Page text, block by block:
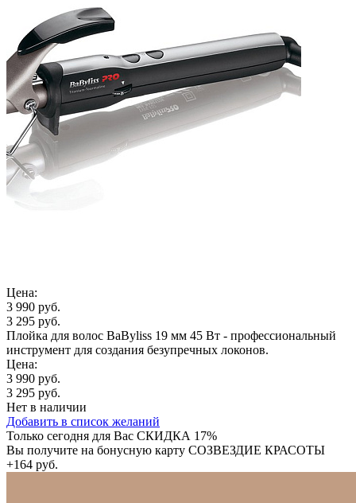
Цена:
3 990 руб.
3 295 руб.
Плойка для волос BaByliss 19 мм 45 Вт - профессиональный
инструмент для создания безупречных локонов.
Цена:
3 990 руб.
3 295 руб.
Нет в наличии
Добавить в список желаний
Только сегодня для Вас СКИДКА 17%
Вы получите на бонусную карту СОЗВЕЗДИЕ КРАСОТЫ
+164 руб.